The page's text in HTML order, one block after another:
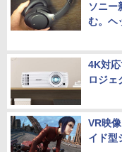
ソニー
む。ヘ
4K対
ロジェ
VR映
イド型